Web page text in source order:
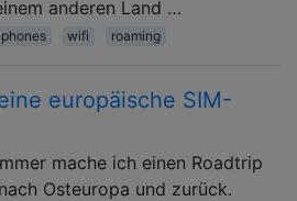
anderen Land …
wifi roaming
europäische SIM-
mache ich einen Roadtrip
Osteuropa und zurück.